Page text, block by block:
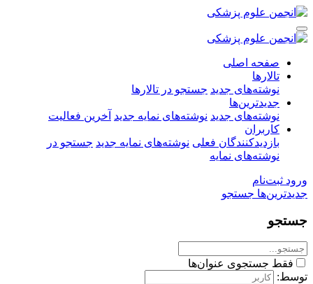
صفحه اصلی
تالارها
نوشته‌های جدید جستجو در تالارها
جدیدترین‌ها
نوشته‌های جدید نوشته‌های نمایه جدید آخرین فعالیت
کاربران
بازدیدکنندگان فعلی نوشته‌های نمایه جدید جستجو در
نوشته‌های نمایه
ورود ثبت‌نام
جدیدترین‌ها جستجو
جستجو
فقط جستجوی عنوان‌ها
توسط: